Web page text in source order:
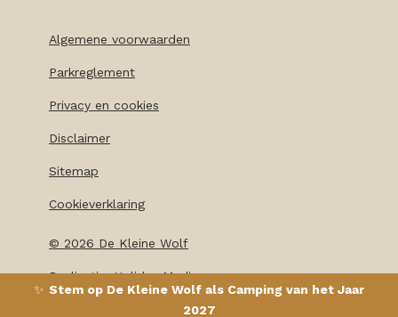
✨ Stem op De Kleine Wolf als Camping van het Jaar
2027
© 2026 De Kleine Wolf
Realisatie: Holiday Media
Algemene voorwaarden
Parkreglement
Privacy en cookies
Disclaimer
Sitemap
Cookieverklaring